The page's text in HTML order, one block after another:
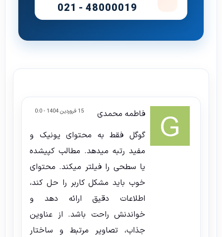
021 - 48000019
15 فروردین 1404 - 0:0
فاطمه محمدی
گوگل فقط به محتوای یونیک و
مفید رتبه میدهد. مطالب کپیشده
یا سطحی را فیلتر میکند. محتوای
خوب باید مشکل کاربر را حل کند،
اطلاعات دقیق ارائه دهد و
خواندنش راحت باشد. از عناوین
جذاب، تصاویر مرتبط و ساختار